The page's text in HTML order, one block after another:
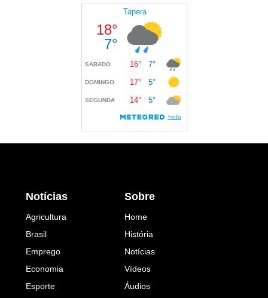
Notícias
Agricultura
Brasil
Emprego
Economia
Esporte
Sobre
Home
História
Notícias
Vídeos
Áudios